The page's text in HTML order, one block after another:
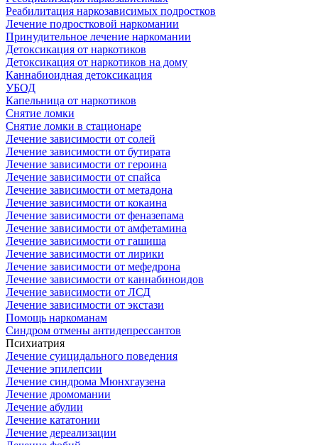
Реабилитация наркозависимых подростков
Лечение подростковой наркомании
Принудительное лечение наркомании
Детоксикация от наркотиков
Детоксикация от наркотиков на дому
Каннабиоидная детоксикация
УБОД
Капельница от наркотиков
Снятие ломки
Снятие ломки в стационаре
Лечение зависимости от солей
Лечение зависимости от бутирата
Лечение зависимости от героина
Лечение зависимости от спайса
Лечение зависимости от метадона
Лечение зависимости от кокаина
Лечение зависимости от феназепама
Лечение зависимости от амфетамина
Лечение зависимости от гашиша
Лечение зависимости от лирики
Лечение зависимости от мефедрона
Лечение зависимости от каннабиноидов
Лечение зависимости от ЛСД
Лечение зависимости от экстази
Помощь наркоманам
Синдром отмены антидепрессантов
Психиатрия
Лечение суицидального поведения
Лечение эпилепсии
Лечение синдрома Мюнхгаузена
Лечение дромомании
Лечение абулии
Лечение кататонии
Лечение дереализации